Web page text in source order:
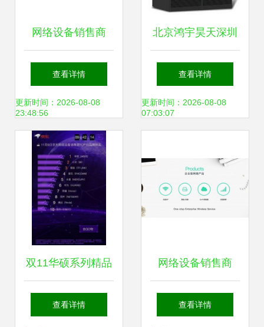
网络设备销售商
Ubiquiti发生数据泄
露 官方建议立即修
改账号密码
查看详情
更新时间：2026-08-08
23:48:56
北京鸿宇昊天深圳
分公司热卖促销 优
质换热制冷空调设
查看详情
更新时间：2026-08-08
07:03:07
双11华硕系列精品
无线路由推荐
查看详情
网络设备销售商
Ubiquiti发生数据泄
查看详情